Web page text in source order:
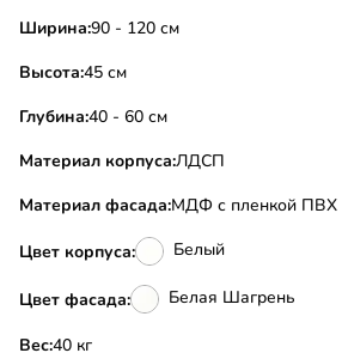
Ширина:90 - 120 см
Высота:45 см
Глубина:40 - 60 см
Материал корпуса:ЛДСП
Материал фасада:МДФ с пленкой ПВХ
Цвет корпуса: Белый
Цвет фасада: Белая Шагрень
Вес:
40 кг